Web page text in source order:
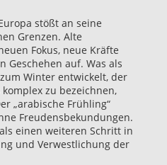
stößt an seine
Grenzen. Alte
Fokus, neue Kräfte
auf. Was als
Winter entwickelt, der
zu bezeichnen,
„arabische Frühling“
Freudensbekundungen.
einen weiteren Schritt in
und Verwestlichung der